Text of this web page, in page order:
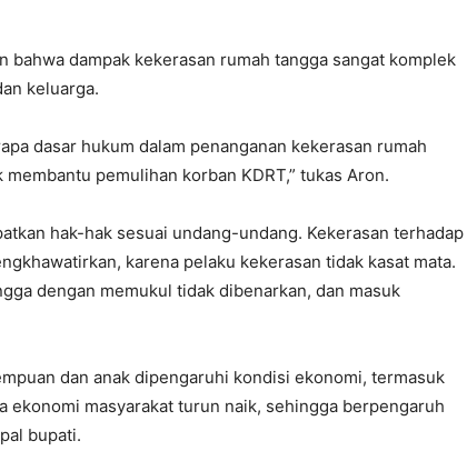
bahwa dampak kekerasan rumah tangga sangat komplek
keluarga.
dasar hukum dalam penanganan kekerasan rumah
pemulihan korban KDRT,” tukas Aron.
hak-hak sesuai undang-undang. Kekerasan terhadap
karena pelaku kekerasan tidak kasat mata.
dengan memukul tidak dibenarkan, dan masuk
dan anak dipengaruhi kondisi ekonomi, termasuk
ekonomi masyarakat turun naik, sehingga berpengaruh
bupati.